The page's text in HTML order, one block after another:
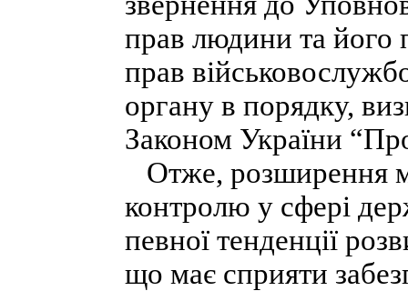
прав людини та його
прав
органу в порядку,
Законом України
Отже, розширення
контролю у сфері
певної тенденції
що має сприяти